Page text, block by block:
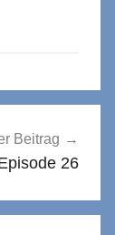
Beitrag
26